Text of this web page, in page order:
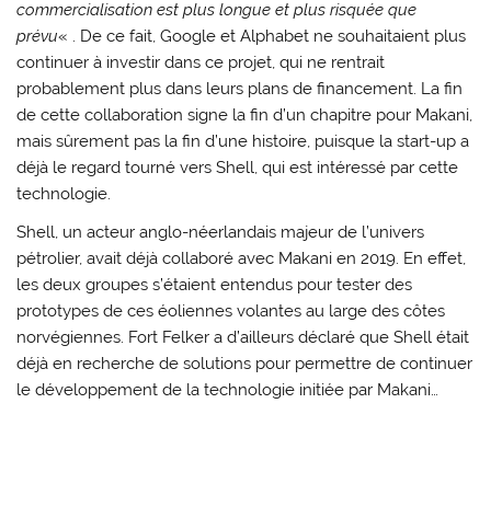
commercialisation est plus longue et plus risquée que
prévu« . De ce fait, Google et Alphabet ne souhaitaient plus
continuer à investir dans ce projet, qui ne rentrait
probablement plus dans leurs plans de financement. La fin
de cette collaboration signe la fin d’un chapitre pour Makani,
mais sûrement pas la fin d’une histoire, puisque la start-up a
déjà le regard tourné vers Shell, qui est intéressé par cette
technologie.
Shell, un acteur anglo-néerlandais majeur de l’univers
pétrolier, avait déjà collaboré avec Makani en 2019. En effet,
les deux groupes s’étaient entendus pour tester des
prototypes de ces éoliennes volantes au large des côtes
norvégiennes. Fort Felker a d’ailleurs déclaré que Shell était
déjà en recherche de solutions pour permettre de continuer
le développement de la technologie initiée par Makani…